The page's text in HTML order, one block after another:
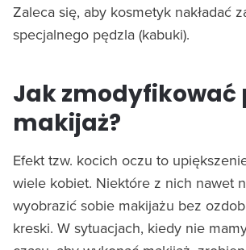
Zaleca się, aby kosmetyk nakładać
specjalnego pędzla (kabuki).
Jak zmodyfikować
makijaż?
Efekt tzw. kocich oczu to
wiele kobiet. Niektóre z nich nawet
wyobrazić sobie makijażu bez
kreski. W sytuacjach, kiedy nie